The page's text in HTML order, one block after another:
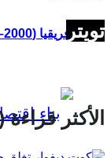
إفريقيا (2000–2026)تويتر
الأكثر